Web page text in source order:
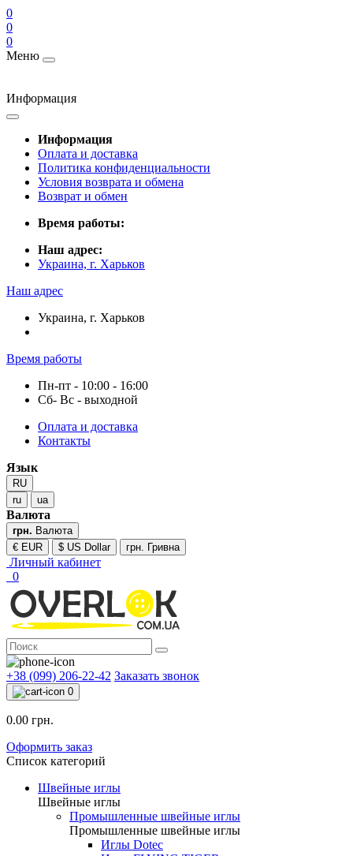
0
0
0
Меню
Информация
Информация
Оплата и доставка
Политика конфиденциальности
Условия возврата и обмена
Возврат и обмен
Время работы:
Наш адрес:
Украина, г. Харьков
Наш адрес
Украина, г. Харьков
Время работы
Пн-пт - 10:00 - 16:00
Сб- Вс - выходной
Оплата и доставка
Контакты
Язык
RU
ru
ua
Валюта
грн. Валюта
€ EUR
$ US Dollar грн. Гривна
Личный кабинет
0
+38 (099) 206-22-42 Заказать звонок
0
0.00 грн.
Оформить заказ
Список категорий
Швейные иглы
Швейные иглы
Промышленные швейные иглы
Промышленные швейные иглы
Иглы Dotec